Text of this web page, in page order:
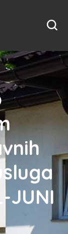
JUNI